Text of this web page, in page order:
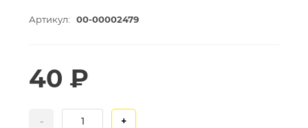
Артикул: 00-00002479
- +
40 ₽